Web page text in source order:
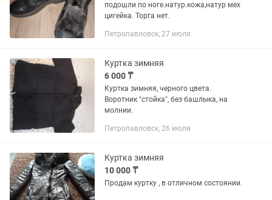
подошли по ноге.натур.кожа,натур мех
цигейка. Торга нет.
Петропавловск, 27 июля
Куртка зимняя
6 000 ₸
Куртка зимняя, черного цвета.
Воротник "стойка", без башлыка, на
молнии.
Петропавловск, 26 июля
Куртка зимняя
10 000 ₸
Продам куртку , в отличном состоянии.